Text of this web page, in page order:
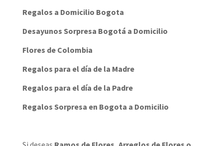
Regalos a Domicilio Bogota
Desayunos Sorpresa Bogotá a Domicilio
Flores de Colombia
Regalos para el día de la Madre
Regalos para el día de la Padre
Regalos Sorpresa en Bogota a Domicilio